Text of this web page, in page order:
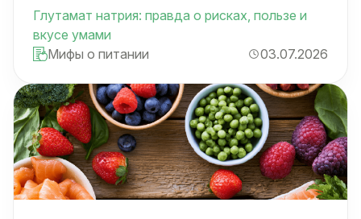
Глутамат натрия: правда о рисках, пользе и
вкусе умами
Мифы о питании
03.07.2026